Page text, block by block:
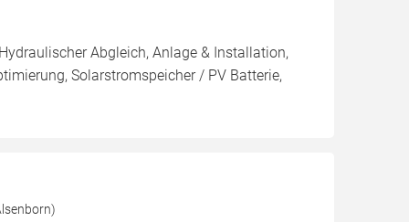
Abgleich, Anlage & Installation,
Solarstromspeicher / PV Batterie,